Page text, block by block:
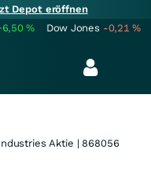
Depot eröffnen
% Dow Jones -0,21%
Aktie | 868056